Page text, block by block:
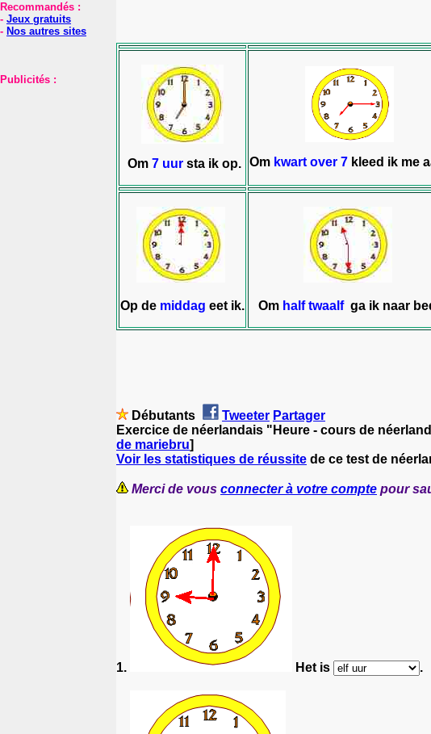
Recommandés :
- Jeux gratuits
- Nos autres sites
Publicités :
Om 7 uursta ik op. Om kwart over 7 kleed ik me
Op de middag eet ik. Om half twaalf ga ik naar
Débutants Tweeter Partager
Exercice de néerlandais "Heure - cours de
de mariebru]
Voir les statistiques de réussite de ce test de
Merci de vous connecter à votre compte pour
1. Het is .